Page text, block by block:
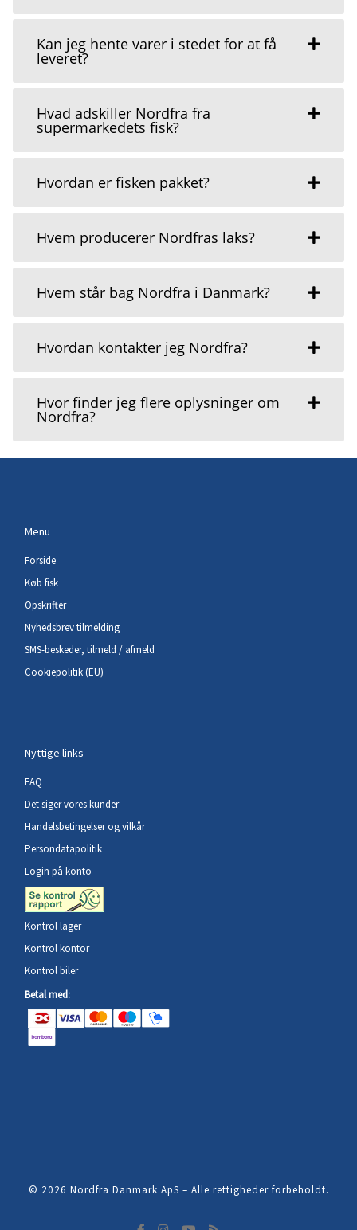
Kan jeg hente varer i stedet for at få
leveret?
Hvad adskiller Nordfra fra
supermarkedets fisk?
Hvordan er fisken pakket?
Hvem producerer Nordfras laks?
Hvem står bag Nordfra i Danmark?
Hvordan kontakter jeg Nordfra?
Hvor finder jeg flere oplysninger om
Nordfra?
Menu
Forside
Køb fisk
Opskrifter
Nyhedsbrev tilmelding
SMS-beskeder, tilmeld / afmeld
Cookiepolitik (EU)
Nyttige links
FAQ
Det siger vores kunder
Handelsbetingelser og vilkår
Persondatapolitik
Login på konto
Kontrol lager
Kontrol kontor
Kontrol biler
Betal med:
© 2026 Nordfra Danmark ApS – Alle rettigheder forbeholdt.